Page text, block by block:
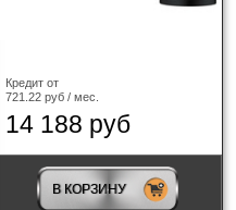
Кредит от
721.22 руб / мес.
14 188 руб
В КОРЗИНУ